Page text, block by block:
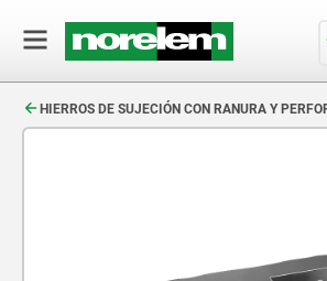
HIERROS DE SUJECIÓN CON RANURA Y